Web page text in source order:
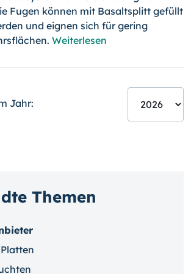
Fugen können mit Basaltsplitt gefüllt
und eignen sich für gering
Weiterlesen
Jahr:
Themen